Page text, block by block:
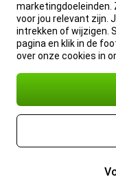
marketingdoeleinden.
voor jou relevant zijn.
intrekken of wijzigen.
pagina en klik in de
over onze cookies in